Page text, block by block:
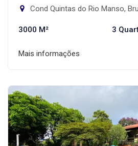
Cond Quintas do Rio Manso,
3000 M² 3
Mais informações